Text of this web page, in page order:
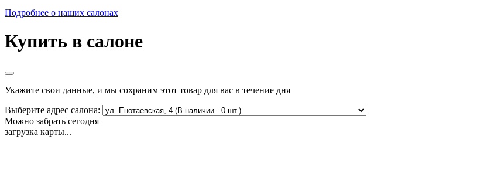
Подробнее о наших салонах
Купить в салоне
Укажите свои данные, и мы сохраним этот товар для вас в течение дня
Выберите адрес салона:
Можно забрать сегодня
загрузка карты...